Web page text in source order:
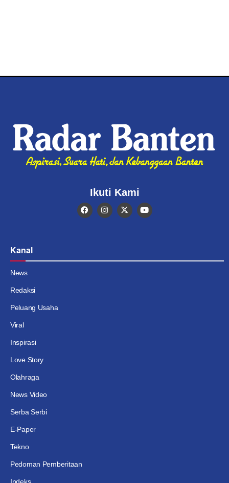
Ikuti Kami
Kanal
News
Redaksi
Peluang Usaha
Viral
Inspirasi
Love Story
Olahraga
News Video
Serba Serbi
E-Paper
Tekno
Pedoman Pemberitaan
Indeks